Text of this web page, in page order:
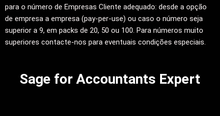
para o número de Empresas Cliente adequado: desde a opção
de empresa a empresa (pay-per-use) ou caso o número seja
superior a 9, em packs de 20, 50 ou 100. Para números muito
superiores contacte-nos para eventuais condições especiais.
Sage for Accountants Expert